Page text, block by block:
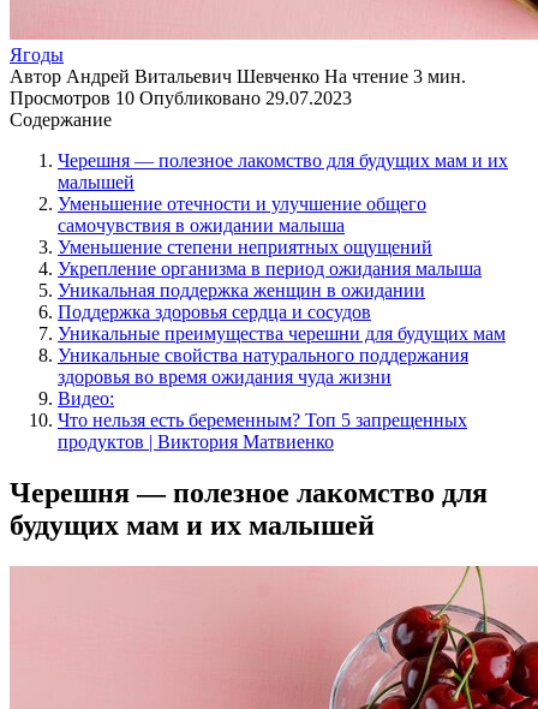
Ягоды
Автор Андрей Витальевич Шевченко На чтение 3 мин.
Просмотров 10 Опубликовано 29.07.2023
Содержание
Черешня — полезное лакомство для будущих мам и их
малышей
Уменьшение отечности и улучшение общего
самочувствия в ожидании малыша
Уменьшение степени неприятных ощущений
Укрепление организма в период ожидания малыша
Уникальная поддержка женщин в ожидании
Поддержка здоровья сердца и сосудов
Уникальные преимущества черешни для будущих мам
Уникальные свойства натурального поддержания
здоровья во время ожидания чуда жизни
Видео:
Что нельзя есть беременным? Топ 5 запрещенных
продуктов | Виктория Матвиенко
Черешня — полезное лакомство для
будущих мам и их малышей